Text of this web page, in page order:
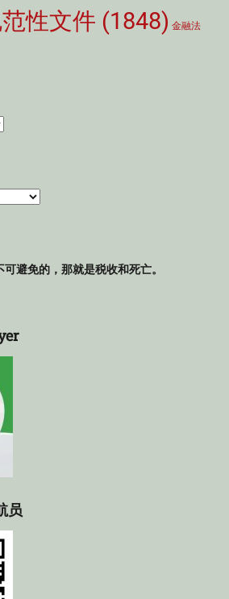
性文件 (1848) 金融法
避免的，那就是税收和死亡。
员